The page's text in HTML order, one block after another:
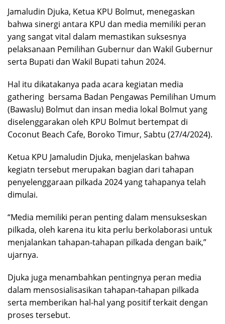
Jamaludin Djuka, Ketua KPU Bolmut, menegaskan
bahwa sinergi antara KPU dan media memiliki peran
yang sangat vital dalam memastikan suksesnya
pelaksanaan Pemilihan Gubernur dan Wakil Gubernur
serta Bupati dan Wakil Bupati tahun 2024.
Hal itu dikatakanya pada acara kegiatan media
gathering bersama Badan Pengawas Pemilihan Umum
(Bawaslu) Bolmut dan insan media lokal Bolmut yang
diselenggarakan oleh KPU Bolmut bertempat di
Coconut Beach Cafe, Boroko Timur, Sabtu (27/4/2024).
Ketua KPU Jamaludin Djuka, menjelaskan bahwa
kegiatn tersebut merupakan bagian dari tahapan
penyelenggaraan pilkada 2024 yang tahapanya telah
dimulai.
“Media memiliki peran penting dalam mensukseskan
pilkada, oleh karena itu kita perlu berkolaborasi untuk
menjalankan tahapan-tahapan pilkada dengan baik,”
ujarnya.
Djuka juga menambahkan pentingnya peran media
dalam mensosialisasikan tahapan-tahapan pilkada
serta memberikan hal-hal yang positif terkait dengan
proses tersebut.